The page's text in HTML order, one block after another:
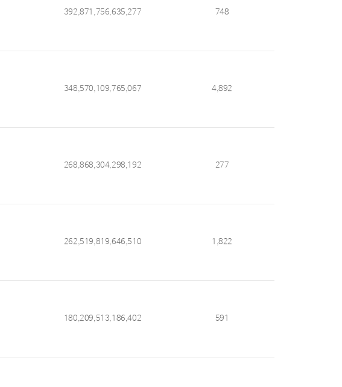
392,871,756,635,277 748
348,570,109,765,067 4,892
268,868,304,298,192 277
262,519,819,646,510 1,822
180,209,513,186,402 591